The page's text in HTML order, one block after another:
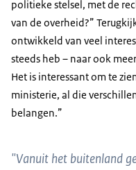
politieke stelsel, met de
van de overheid?”
ontwikkeld van veel
steeds heb – naar ook
Het is interessant om te
ministerie, al die
belangen.”
"Vanuit het buitenland